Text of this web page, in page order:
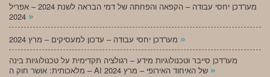
מעו”דכן יחסי עבודה – הקפאה והפחתה של דמי הבראה לשנת 2024 – אפריל
»
»
מעו”דכן סייבר וטכנולוגיות מידע – רגולציה תקדימית על טכנולוגיות בינה
»